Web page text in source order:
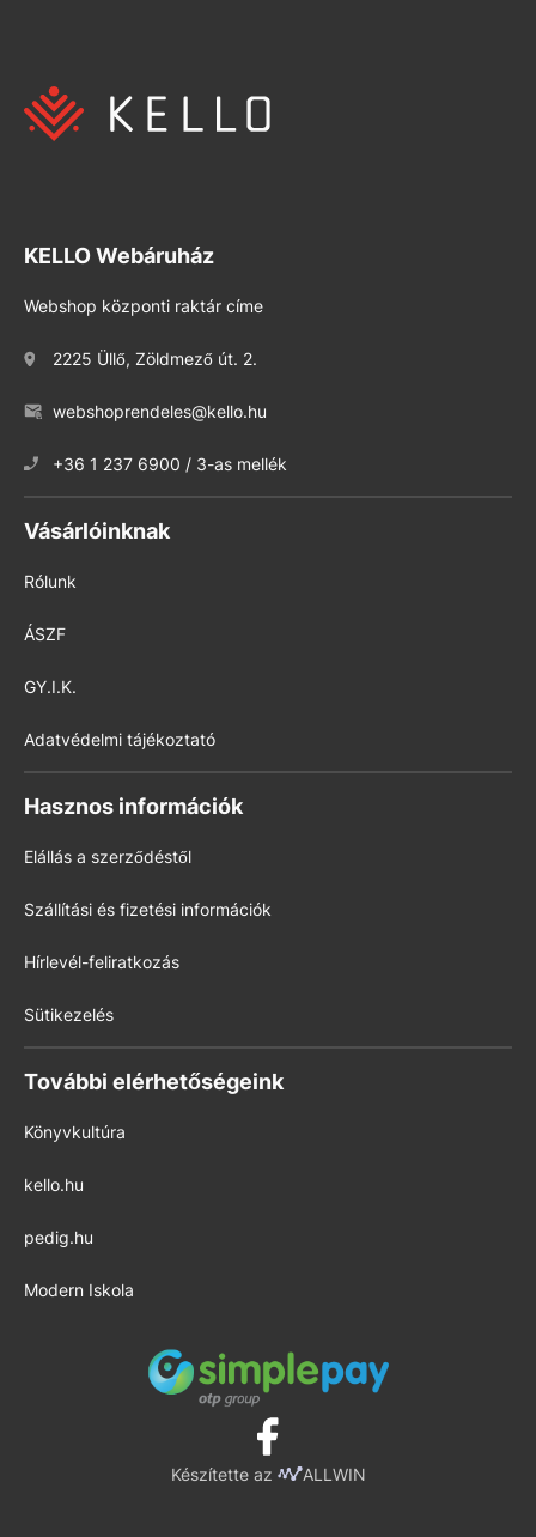
KELLO Webáruház
Webshop központi raktár címe
2225 Üllő, Zöldmező út. 2.
webshoprendeles@kello.hu
+36 1 237 6900 / 3-as mellék
Vásárlóinknak
Rólunk
ÁSZF
GY.I.K.
Adatvédelmi tájékoztató
Hasznos információk
Elállás a szerződéstől
Szállítási és fizetési információk
Hírlevél-feliratkozás
Sütikezelés
További elérhetőségeink
Könyvkultúra
kello.hu
pedig.hu
Modern Iskola
Készítette az ALLWIN